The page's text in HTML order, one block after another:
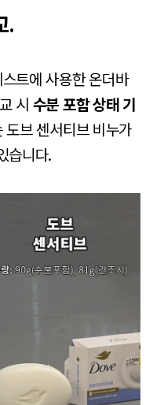
.
트에 사용한 온더바
시 수분 포함 상태 기
도브 센서티브 비누가
습니다.